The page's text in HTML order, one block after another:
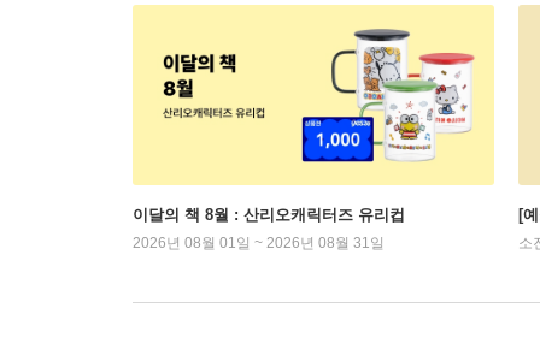
이달의 책 8월 : 산리오캐릭터즈 유리컵
2026년 08월 01일 ~ 2026년 08월 31일
[
소